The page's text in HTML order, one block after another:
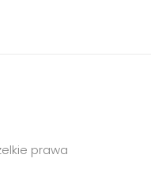
prawa